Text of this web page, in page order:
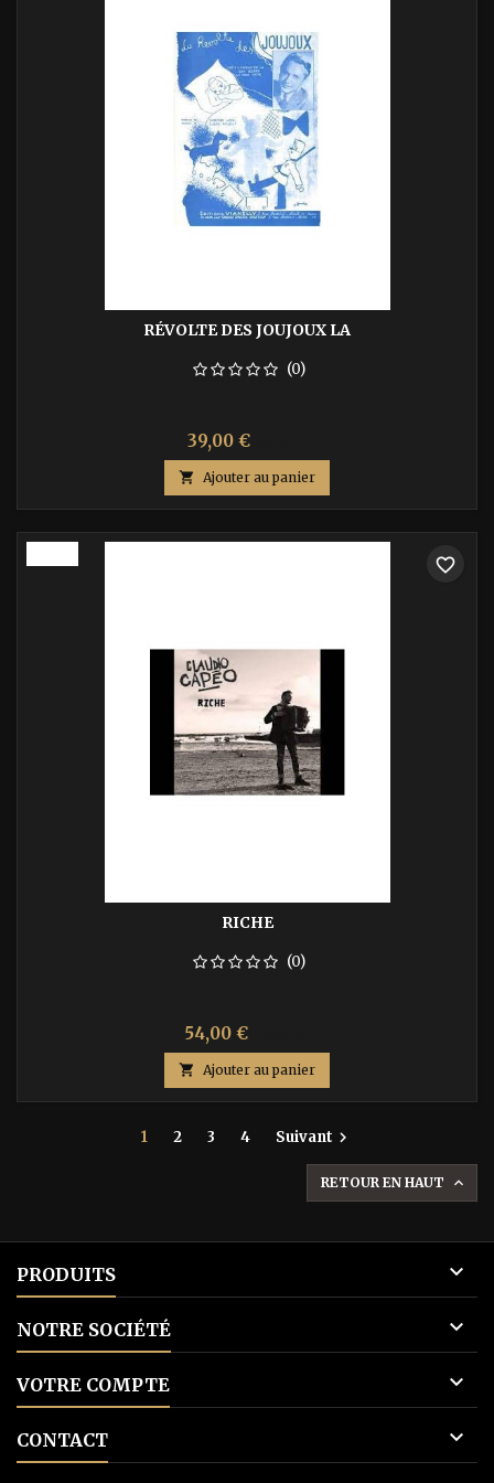
RÉVOLTE DES JOUJOUX LA
(0)
Prix
39,00 €
base
 Ajouter au panier
RICHE
(0)
Prix
54,00 €
base
 Ajouter au panier
favorite_border
1 2 3 4 Suivant 
RETOUR EN HAUT 
PRODUITS 
NOTRE SOCIÉTÉ 
VOTRE COMPTE 
CONTACT 